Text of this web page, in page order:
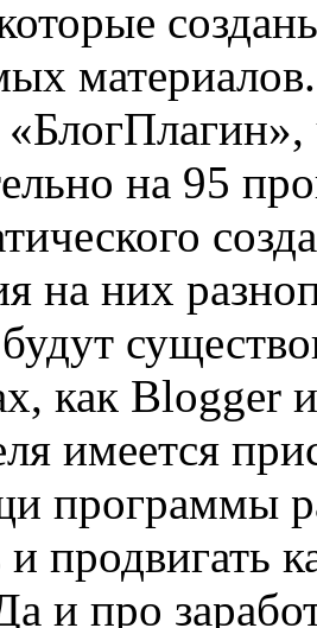
на 95
на них
как Blogger
имеется
программы
продвигать
и про